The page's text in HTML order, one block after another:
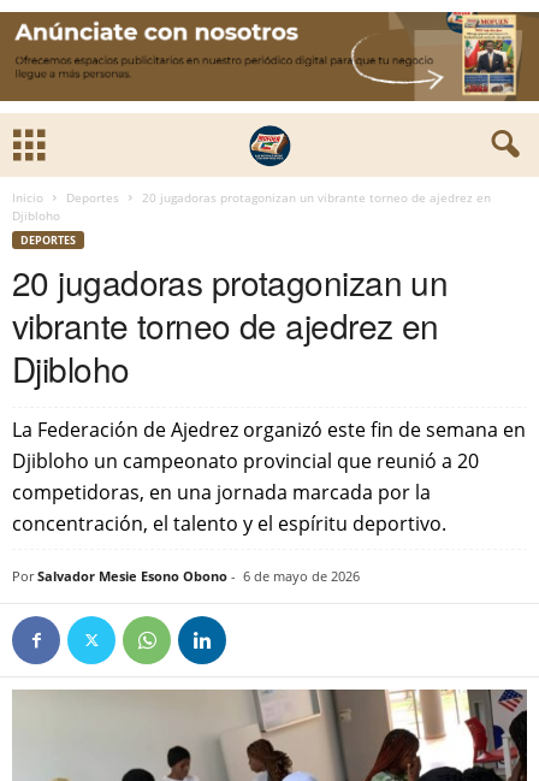
Inicio Deportes
20 jugadoras protagonizan un vibrante torneo de ajedrez en
Djibloho
DEPORTES
20 jugadoras protagonizan un
vibrante torneo de ajedrez en
Djibloho
La Federación de Ajedrez organizó este fin de semana en
Djibloho un campeonato provincial que reunió a 20
competidoras, en una jornada marcada por la
concentración, el talento y el espíritu deportivo.
Por Salvador Mesie Esono Obono - 6 de mayo de 2026